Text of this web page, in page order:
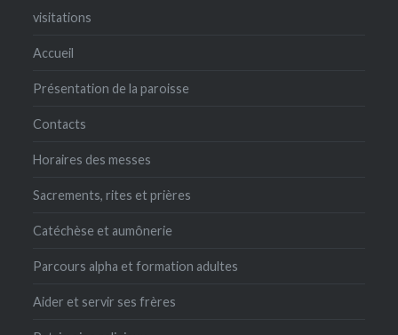
visitations
Accueil
Présentation de la paroisse
Contacts
Horaires des messes
Sacrements, rites et prières
Catéchèse et aumônerie
Parcours alpha et formation adultes
Aider et servir ses frères